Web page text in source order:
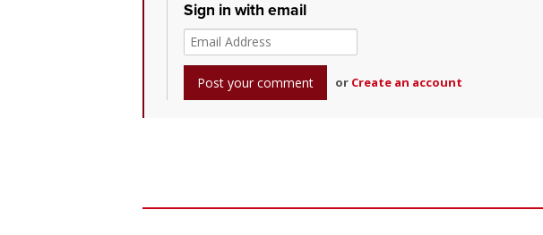
Sign in with email
or Create an account